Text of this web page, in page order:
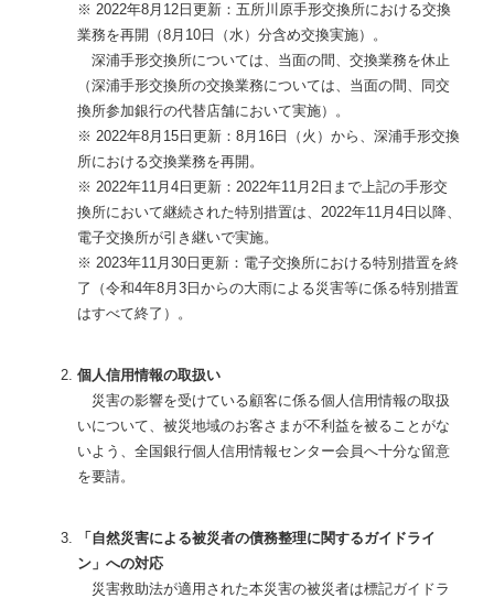
※ 2022年8月12日更新：五所川原手形交換所における交換
業務を再開（8月10日（水）分含め交換実施）。
深浦手形交換所については、当面の間、交換業務を休止
（深浦手形交換所の交換業務については、当面の間、同交
換所参加銀行の代替店舗において実施）。
※ 2022年8月15日更新：8月16日（火）から、深浦手形交換
所における交換業務を再開。
※ 2022年11月4日更新：2022年11月2日まで上記の手形交
換所において継続された特別措置は、2022年11月4日以降、
電子交換所が引き継いで実施。
※ 2023年11月30日更新：電子交換所における特別措置を終
了（令和4年8月3日からの大雨による災害等に係る特別措置
はすべて終了）。
個人信用情報の取扱い
災害の影響を受けている顧客に係る個人信用情報の取扱
いについて、被災地域のお客さまが不利益を被ることがな
いよう、全国銀行個人信用情報センター会員へ十分な留意
を要請。
「自然災害による被災者の債務整理に関するガイドライ
ン」への対応
災害救助法が適用された本災害の被災者は標記ガイドラ